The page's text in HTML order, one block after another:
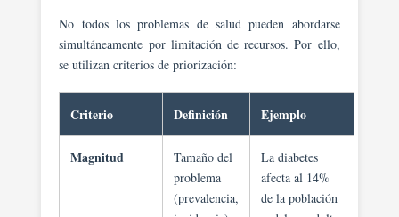
No todos los problemas de salud pueden abordarse
simultáneamente por limitación de recursos. Por ello,
se utilizan criterios de priorización:
Criterio Definición Ejemplo
Magnitud
Tamaño del
problema
(prevalencia,
La diabetes
afecta al 14%
de la población